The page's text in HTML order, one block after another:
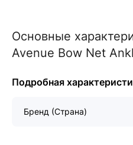
Основные
Avenue Bow Net
Подробная
Бренд (Страна)